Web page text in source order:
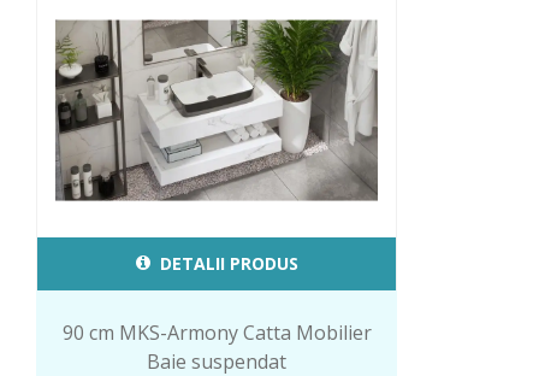
DETALII PRODUS
90 cm MKS-Armony Catta Mobilier
Baie suspendat